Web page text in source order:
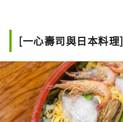
[一心壽司與日本料理]